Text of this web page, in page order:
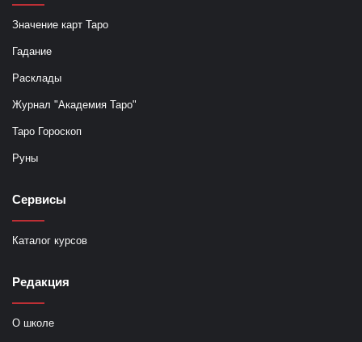
Значение карт Таро
Гадание
Расклады
Журнал "Академия Таро"
Таро Гороскоп
Руны
Сервисы
Каталог курсов
Редакция
О школе